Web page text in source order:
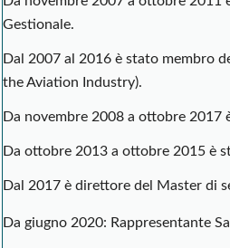
Gestionale.
Dal 2007 al 2016 è stato membro
the Aviation Industry).
Da novembre 2008 a ottobre 2017
Da ottobre 2013 a ottobre 2015 è
Dal 2017 è direttore del Master di
Da giugno 2020: Rappresentante